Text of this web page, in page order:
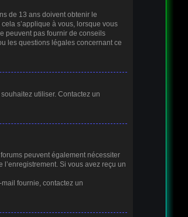
de 13 ans doivent obtenir le
s’applique à vous, lorsque vous
peuvent pas fournir de conseils
les questions légales concernant ce
utiliser. Contactez un
peuvent également nécessiter
Si vous avez reçu un
fournie, contactez un